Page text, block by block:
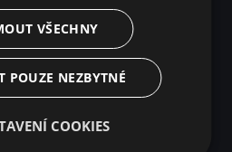
člena, Hanse. Společně
gestapo a Hilde skončí v
ve vězení.
nejkrásnější léto – byla
a radostně těhotná.
nebezpečí. Hans se zapojí
VŠECHNY
POUZE NEZBYTNÉ
COOKIES